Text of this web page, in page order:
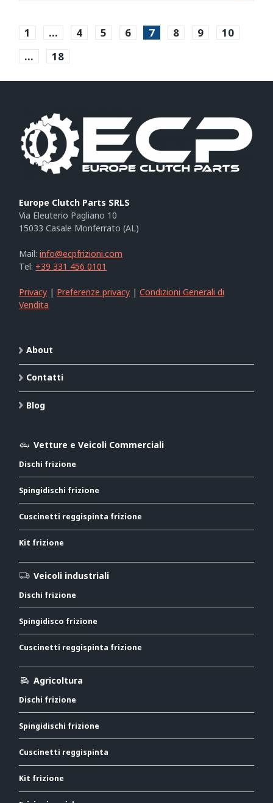
1 … 4 5 6 7 8 9
10
…
18
Europe Clutch Parts SRLS
Via Eleuterio Pagliano 10
15033 Casale Monferrato (AL)
Mail:info@ecpfrizioni.com
Tel: +39 331 456 0101
Privacy | Preferenze privacy |Condizioni Generali di
Vendita
About
Contatti
Blog
Vetture e Veicoli Commerciali
Dischi frizione
Spingidischi frizione
Cuscinetti reggispinta frizione
Kit frizione
Veicoli industriali
Dischi frizione
Spingidisco frizione
Cuscinetti reggispinta frizione
Agricoltura
Dischi frizione
Spingidischi frizione
Cuscinetti reggispinta
Kit frizione